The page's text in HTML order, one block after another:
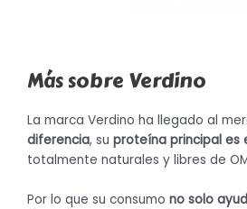
Más sobre Verdino
La marca Verdino ha llegado al
diferencia, su proteína principal es
totalmente naturales y libres de
Por lo que su consumo no solo